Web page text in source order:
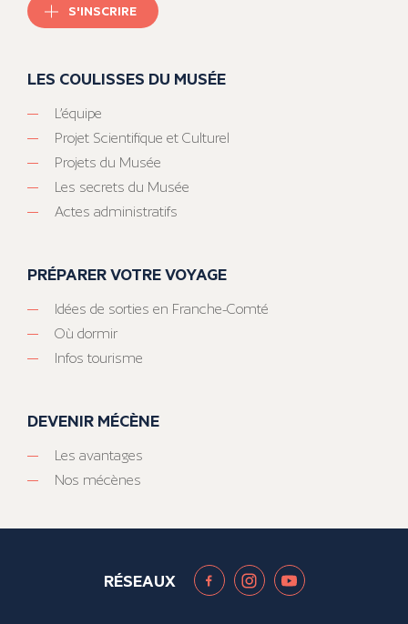
S'INSCRIRE
LES COULISSES DU MUSÉE
L’équipe
Projet Scientifique et Culturel
Projets du Musée
Les secrets du Musée
Actes administratifs
PRÉPARER VOTRE VOYAGE
Idées de sorties en Franche-Comté
Où dormir
Infos tourisme
DEVENIR MÉCÈNE
Les avantages
Nos mécènes
RÉSEAUX